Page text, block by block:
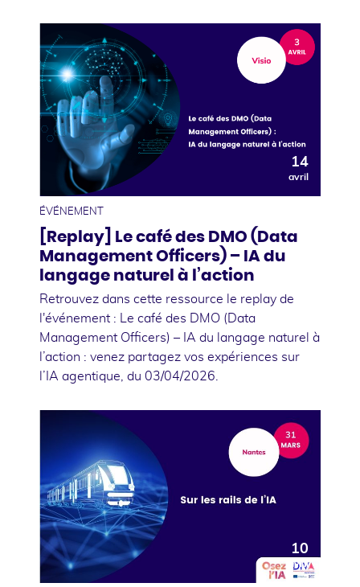
14
avril
ÉVÉNEMENT
[Replay] Le café des DMO (Data
Management Officers) – IA du
langage naturel à l’action
Retrouvez dans cette ressource le replay de
l'événement : Le café des DMO (Data
Management Officers) – IA du langage naturel à
l’action : venez partagez vos expériences sur
l’IA agentique, du 03/04/2026.
10
avril